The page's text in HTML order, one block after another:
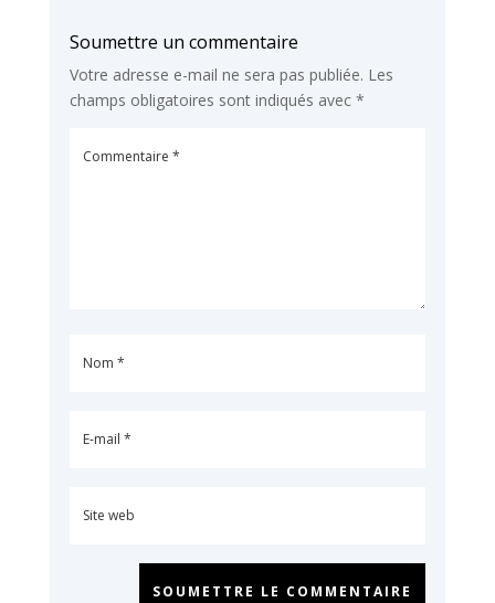
Soumettre un commentaire
Votre adresse e-mail ne sera pas publiée. Les
champs obligatoires sont indiqués avec *
SOUMETTRE LE COMMENTAIRE